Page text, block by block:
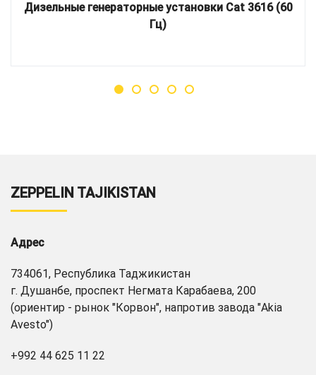
Дизельные генераторные установки Cat 3616 (60
Гц)
ZEPPELIN TAJIKISTAN
Адрес
734061, Республика Таджикистан
г. Душанбе, проспект Негмата Карабаева, 200
(ориентир - рынок "Корвон", напротив завода "Akia
Avesto")
+992 44 625 11 22